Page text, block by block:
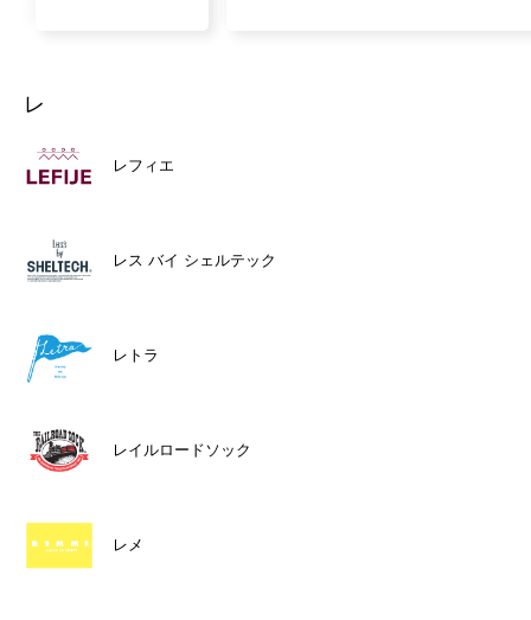
レ
レフィエ
レス バイ シェルテック
レトラ
レイルロードソック
レメ